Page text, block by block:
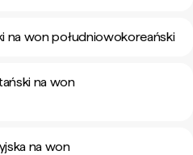
na won południowokoreański
na won
na won